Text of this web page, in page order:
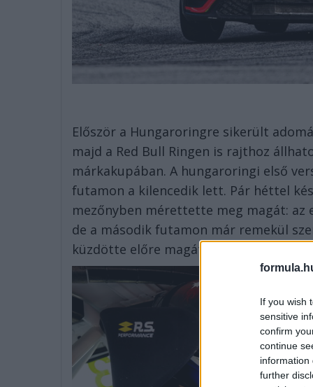
If you wish
sensitive
confirm
continue
information
further
Először a Hungaroringre sikerült
majd a Red Bull Ringen is rajthoz
márkakupában. A hungaroringi első
futamon a kilencedik lett. Pár héttel
mezőnyben mérettette meg magát:
de a második futamon már remekül
küzdötte előre magát.